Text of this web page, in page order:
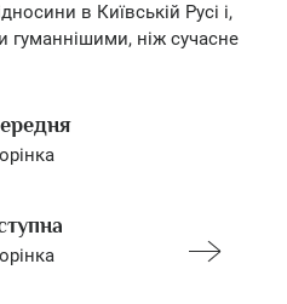
в Київській Русі і,
гуманнішими, ніж сучасне